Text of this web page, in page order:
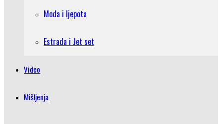
Moda i ljepota
Estrada i Jet set
Video
Mišljenja